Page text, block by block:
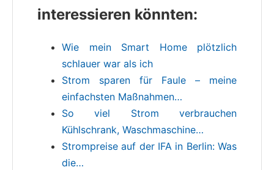
interessieren könnten:
Wie mein Smart Home plötzlich
schlauer war als ich
Strom sparen für Faule – meine
einfachsten Maßnahmen…
So viel Strom verbrauchen
Kühlschrank, Waschmaschine…
Strompreise auf der IFA in Berlin: Was
die…